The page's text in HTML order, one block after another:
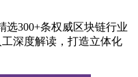
选300+条权威区块链行业
深度解读，打造立体化